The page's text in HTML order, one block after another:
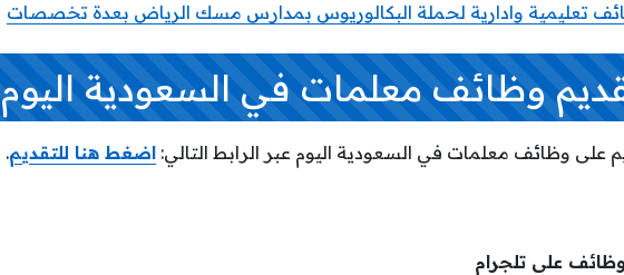
تعليمية وادارية لحملة البكالوريوس بمدارس مسك الرياض بعدة تخصصات
وظائف معلمات في السعودية اليوم
على وظائف معلمات في السعودية اليوم عبر الرابط التالي: اضغط هنا للتقديم.
على تلجرام